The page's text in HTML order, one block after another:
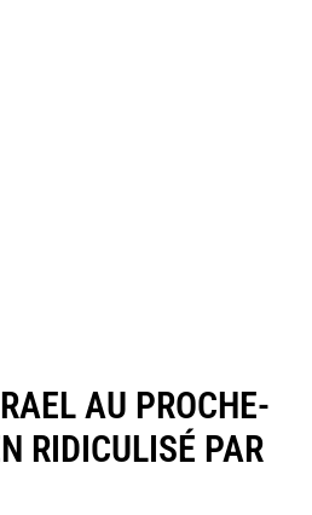
AU PROCHE-
RIDICULISÉ PAR